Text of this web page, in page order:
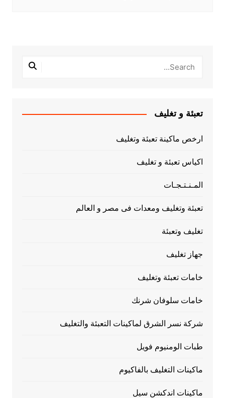
تعبئة و تغليف
ارخص ماكينة تعبئة وتغليف
اكياس تعبئة و تغليف
المـنـتـجـات
تعبئة وتغليف ومعدات فى مصر و العالم
تغليف وتعبئة
جهاز تغليف
خامات تعبئة وتغليف
خامات سلوفان شرنك
شركة نسر الشرق لماكينات التعبئة والتغليف
طبات الومنيوم فويل
ماكينات التغليف بالفاكيوم
ماكينات اندكشن سيل